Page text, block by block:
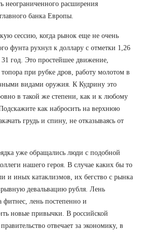
неограниченного расширения
банка Европы.
сессию, когда рынок еще не очень
фунта рухнул к доллару с отметки 1,26
год. Это простейшее движение,
при рубке дров, работу молотом в
видами оружия. К Кудрину это
в такой же степени, как и к любому
как набросить на верхнюю
грудь и спину, не отказываясь от
уже обращались люди с подобной
нашего героя. В случае каких бы то
и иных катаклизмов, их бегство с рынка
девальвацию рубля. Лень
фитнес, лень постепенно и
новые привычки. В российской
отвечает за экономику, в